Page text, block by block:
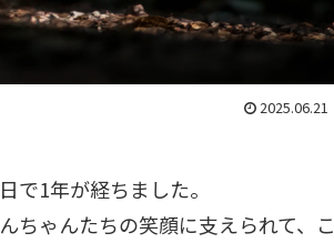
2025.06.21
で1年が経ちました。
ちゃんたちの笑顔に支えられて、こ